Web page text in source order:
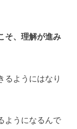
そ、理解が進み
るようにはなり
ようになるんで